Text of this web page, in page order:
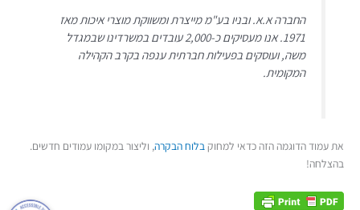
החברה א.א. ובניו בע"מ מייצרת ומשווקת מוצרי איכות מאז
1971. אנו מעסיקים כ-2,000 עובדים במשרדינו שבמגדל
משה, ועוסקים בפעילות חברתית ענפה בקרב הקהילה
המקומית.
את עמוד הדוגמה הזה כדאי למחוקבלוח הבקרה, וליצור במקומו עמודים חדשים.
בהצלחה!